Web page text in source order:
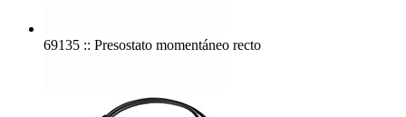
69135 :: Presostato momentáneo recto